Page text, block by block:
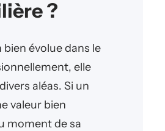
?
bien évolue dans le
elle
aléas. Si un
valeur bien
moment de sa